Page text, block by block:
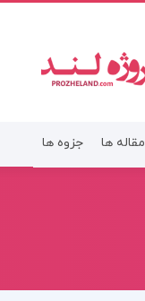
مقاله ها جزوه ها